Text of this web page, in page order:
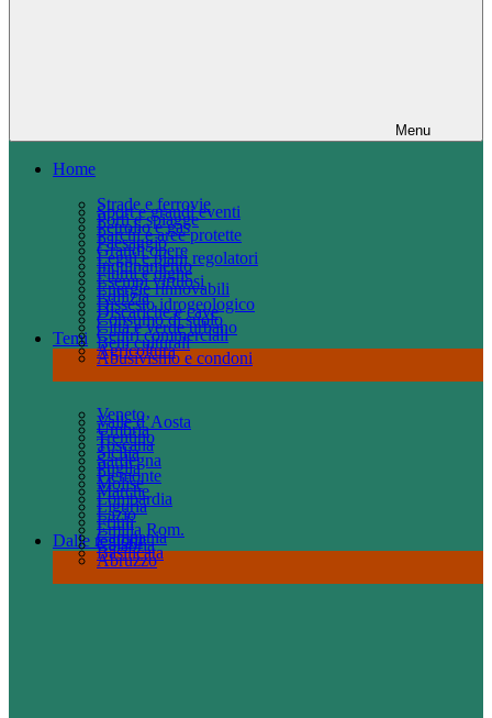
Menu
Home
Temi
Abusivismo e condoni
Agricoltura
Beni culturali
Centri commerciali
Città e verde urbano
Consumo di suolo
Discariche e cave
Dissesto idrogeologico
Edilizia
Energie rinnovabili
Esempi virtuosi
Fiumi e dighe
Inquinamento
Leggi e piani regolatori
Grandi opere
Paesaggio
Parchi e aree protette
Petrolio e gas
Porti e spiagge
Sport e grandi eventi
Strade e ferrovie
Dalle regioni
Abruzzo
Basilicata
Calabria
Campania
Emilia Rom.
Friuli
Lazio
Liguria
Lombardia
Marche
Molise
Piemonte
Puglia
Sardegna
Sicilia
Toscana
Trentino
Umbria
Valle d’Aosta
Veneto